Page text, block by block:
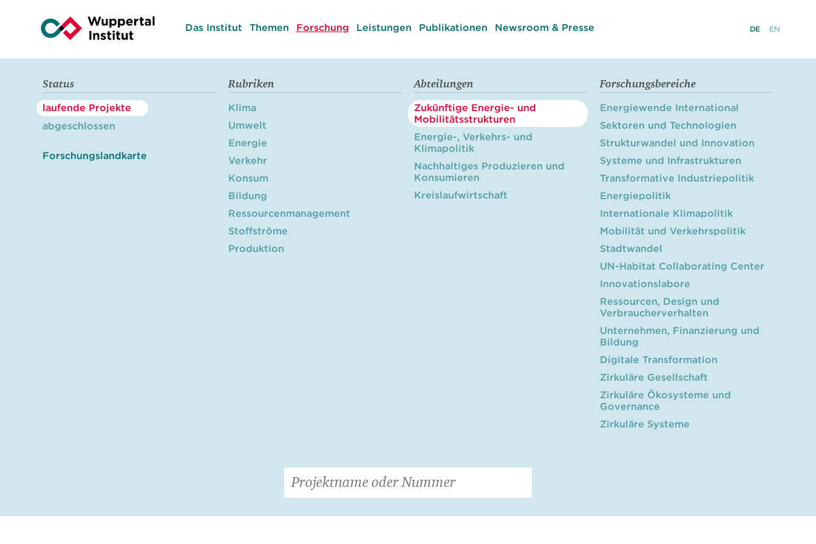
Das Institut Themen Forschung Leistungen Publikationen Newsroom & Presse DE EN
Status
laufende Projekte
abgeschlossen
Forschungslandkarte
Rubriken
Klima
Umwelt
Energie
Verkehr
Konsum
Bildung
Ressourcenmanagement
Stoffströme
Produktion
Abteilungen
Zukünftige Energie- und
Mobilitätsstrukturen
Energie-, Verkehrs- und
Klimapolitik
Nachhaltiges Produzieren und
Konsumieren
Kreislaufwirtschaft
Forschungsbereiche
Energiewende International
Sektoren und Technologien
Strukturwandel und Innovation
Systeme und Infrastrukturen
Transformative Industriepolitik
Energiepolitik
Internationale Klimapolitik
Mobilität und Verkehrspolitik
Stadtwandel
UN-Habitat Collaborating Center
Innovationslabore
Ressourcen, Design und
Verbraucherverhalten
Unternehmen, Finanzierung und
Bildung
Digitale Transformation
Zirkuläre Gesellschaft
Zirkuläre Ökosysteme und
Governance
Zirkuläre Systeme